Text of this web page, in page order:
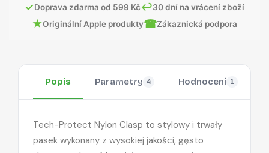
✓Doprava zdarma od 599 Kč↩30 dní na vrácení zboží
★Originální Apple produkty☎Zákaznická podpora
Popis Parametry 4 Hodnocení 1
Tech-Protect Nylon Clasp to stylowy i trwały
pasek wykonany z wysokiej jakości, gęsto